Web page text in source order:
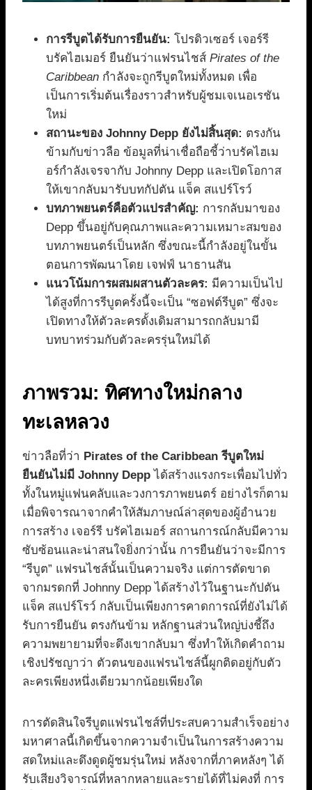
การรีบูตได้รับการยืนยัน: โปรดิวเซอร์ เจอร์รี
บรัคไฮเมอร์ ยืนยันว่าแฟรนไชส์ Pirates of the
Caribbean กำลังจะถูกรีบูตใหม่ทั้งหมด เพื่อ
เป็นการเริ่มต้นเรื่องราวสำหรับผู้ชมเจเนอเรชัน
ใหม่
สถานะของ Johnny Depp ยังไม่สิ้นสุด: ตรงกัน
ข้ามกับข่าวลือ ข้อมูลที่น่าเชื่อถือชี้ว่าบรัคไฮเม
อร์กำลังเจรจากับ Johnny Depp และเปิดโอกาส
ให้เขากลับมารับบทกัปตัน แจ็ค สแปร์โรว์
บทภาพยนตร์คือตัวแปรสำคัญ: การกลับมาของ
Depp ขึ้นอยู่กับคุณภาพและความเหมาะสมของ
บทภาพยนตร์เป็นหลัก ซึ่งขณะนี้กำลังอยู่ในขั้น
ตอนการพัฒนาโดย เจฟฟ์ นาธานสัน
แนวโน้มการผสมผสานตัวละคร: มีความเป็นไป
ได้สูงที่การรีบูตครั้งนี้จะเป็น “ซอฟต์รีบูต” ซึ่งจะ
เปิดทางให้ตัวละครดั้งเดิมสามารถกลับมามี
บทบาทร่วมกับตัวละครรุ่นใหม่ได้
ภาพรวม: ทิศทางใหม่กลาง
ทะเลหลวง
ข่าวลือที่ว่า Pirates of the Caribbean รีบูตใหม่
ยืนยันไม่มี Johnny Depp ได้สร้างแรงกระเพื่อมไปทั่ว
ทั้งในหมู่แฟนคลับและวงการภาพยนตร์ อย่างไรก็ตาม
เมื่อพิจารณาจากคำให้สัมภาษณ์ล่าสุดของผู้อำนวย
การสร้าง เจอร์รี บรัคไฮเมอร์ สถานการณ์กลับมีความ
ซับซ้อนและน่าสนใจยิ่งกว่านั้น การยืนยันว่าจะมีการ
“รีบูต” แฟรนไชส์นั้นเป็นความจริง แต่การตัดขาด
จากมรดกที่ Johnny Depp ได้สร้างไว้ในฐานะกัปตัน
แจ็ค สแปร์โรว์ กลับเป็นเพียงการคาดการณ์ที่ยังไม่ได้
รับการยืนยัน ตรงกันข้าม หลักฐานส่วนใหญ่บ่งชี้ถึง
ความพยายามที่จะดึงเขากลับมา ซึ่งทำให้เกิดคำถาม
เชิงปรัชญาว่า ตัวตนของแฟรนไชส์นี้ผูกติดอยู่กับตัว
ละครเพียงหนึ่งเดียวมากน้อยเพียงใด
การตัดสินใจรีบูตแฟรนไชส์ที่ประสบความสำเร็จอย่าง
มหาศาลนี้เกิดขึ้นจากความจำเป็นในการสร้างความ
สดใหม่และดึงดูดผู้ชมรุ่นใหม่ หลังจากที่ภาคหลังๆ ได้
รับเสียงวิจารณ์ที่หลากหลายและรายได้ที่ไม่คงที่ การ